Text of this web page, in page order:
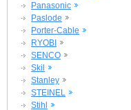
Panasonic
Paslode
Porter-Cable
RYOBI
SENCO
Skil
Stanley
STEINEL
Stihl